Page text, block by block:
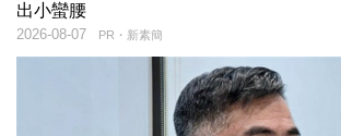
出小蠻腰
PR・新素簡
2026-08-07